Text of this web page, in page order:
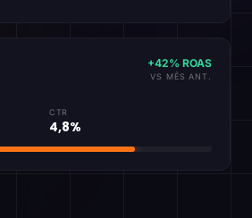
+42% ROAS
VS MÊS ANT.
CTR
4,8%